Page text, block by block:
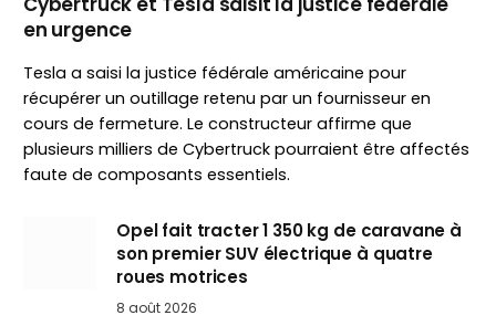
en urgence
Tesla a saisi la justice fédérale américaine pour
récupérer un outillage retenu par un fournisseur en
cours de fermeture. Le constructeur affirme que
plusieurs milliers de Cybertruck pourraient être affectés
faute de composants essentiels.
Opel fait tracter 1 350 kg de caravane à
son premier SUV électrique à quatre
roues motrices
8 août 2026